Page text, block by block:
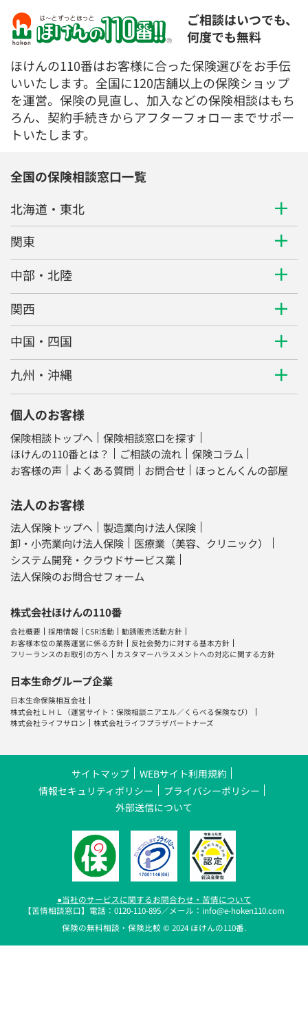
何度でも無料
ほけんの110番はお客様に合った保険選びをお手伝
いいたします。全国に120店舗以上の保険ショップ
を運営。保険の見直し、加入などの保険相談はもち
ろん、契約手続きからアフターフォローまでサポー
トいたします。
北海道・東北
関東
関西
中国・四国
九州・沖縄
個人のお客様
保険相談トップへ
ほけんの110番とは？
ご相談の流れ
保険コラム
お客様の声
よくある質問 お問合せ ほっとんくんの部屋
法人保険トップへ
卸・小売業向け法人保険
医療業（美容、クリニック）
システム開発・クラウドサービス業
法人保険のお問合せフォーム
会社概要 採用情報 CSR活動
フリーランスのお取引の方へ
カスタマーハラスメントへの対応に関する方針
日本生命グループ企業
日本生命保険相互会社
株式会社ライフサロン
サイトマップ
WEBサイト利用規約
情報セキュリティポリシー
プライバシーポリシー
外部送信について
●当社のサービスに関するお問合わせ・苦情について
保険の無料相談・保険比較 © 2024 ほけんの110番.